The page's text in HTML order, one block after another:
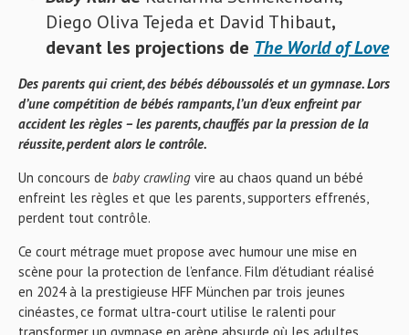
Diego Oliva Tejeda et David Thibaut,
devant les projections de The World of Love
Des parents qui crient, des bébés déboussolés et un gymnase. Lors
d’une compétition de bébés rampants, l’un d’eux enfreint par
accident les règles – les parents, chauffés par la pression de la
réussite, perdent alors le contrôle.
Un concours de baby crawling vire au chaos quand un bébé
enfreint les règles et que les parents, supporters effrenés,
perdent tout contrôle.
Ce court métrage muet propose avec humour une mise en
scène pour la protection de l’enfance. Film d’étudiant réalisé
en 2024 à la prestigieuse HFF München par trois jeunes
cinéastes, ce format ultra-court utilise le ralenti pour